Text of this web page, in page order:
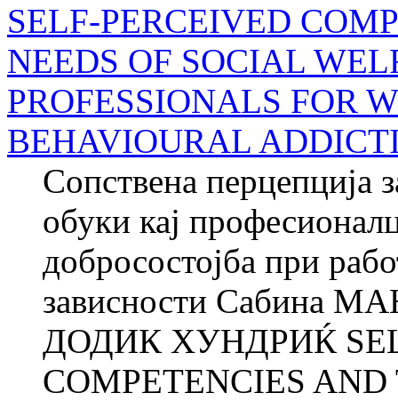
SELF-PERCEIVED
NEEDS OF SOCIAL
PROFESSIONALS FOR
BEHAVIOURAL
Сопствена перцепција
обуки кај
добросостојба при
зависности Сабина
ДОДИК ХУНДРИЌ
COMPETENCIES